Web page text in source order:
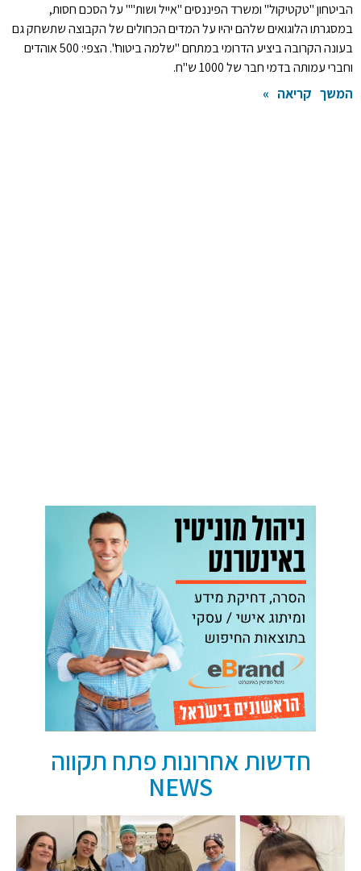
הביטחון "טקטיקול" ומשרד הפיננסים "אייל ושות'"' על הסכם חסות,
במסגרתו הלוגואים שלהם יהיו על המדים הכחולים של הקבוצה שתשחק גם
בעונה הקרובה ביציע הדרומי במתחם "שלמה ביטוח". הצפי: 500 אוהדים
וחברי עמותה בדמי חבר של 1000 ש"ח.
המשך קריאה »
חדשות אחרונות פתח תקווה
NEWS